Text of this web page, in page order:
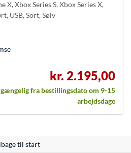
X, Xbox Series S, Xbox Series X,
USB, Sort, Sølv
kr. 2.195,00
fra bestillingsdato om 9-15
arbejdsdage
til start